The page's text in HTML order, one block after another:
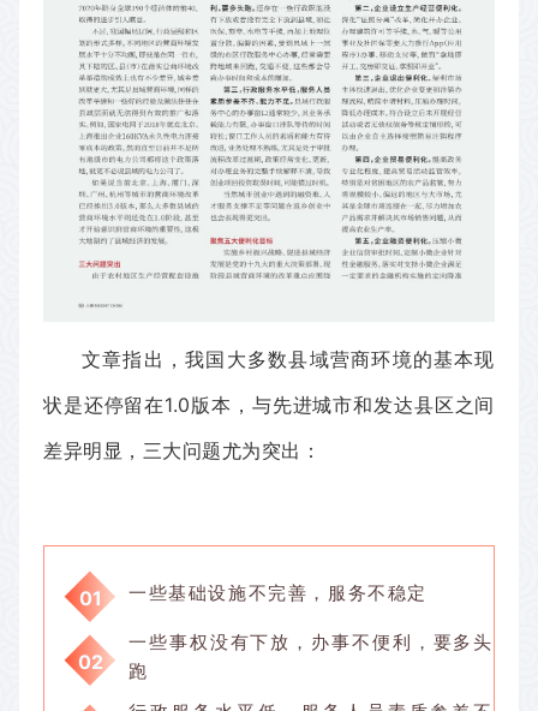
文章指出，我国大多数县域营商环境的基本现
状是还停留在1.0版本，与先进城市和发达县区之间
差异明显，三大问题尤为突出：
01 一些基础设施不完善，服务不稳定
02
一些事权没有下放，办事不便利，要多头
跑